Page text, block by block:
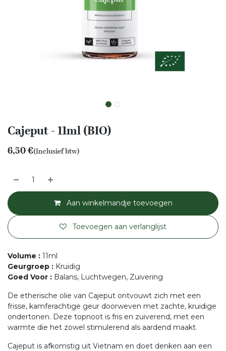
Cajeput - 11ml (BIO)
6,50€(Inclusief btw)
Aan winkelmandje toevoegen
Toevoegen aan verlanglijst
Volume : 11ml
Geurgroep : Kruidig
Goed Voor : Balans, Luchtwegen, Zuivering
De etherische olie van Cajeput ontvouwt zich met een
frisse, kamferachtige geur doorweven met zachte, kruidige
ondertonen. Deze topnoot is fris en zuiverend, met een
warmte die het zowel stimulerend als aardend maakt.
Cajeput is afkomstig uit Vietnam en doet denken aan een